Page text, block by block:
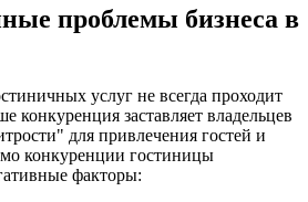
проблемы бизнеса в
услуг не всегда проходит
конкуренция заставляет владельцев
для привлечения гостей и
конкуренции гостиницы
факторы: